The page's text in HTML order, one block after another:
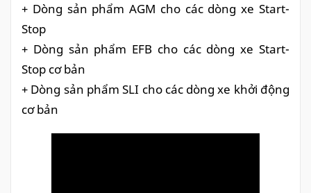
+ Dòng sản phẩm AGM cho các dòng xe Start-
Stop
+ Dòng sản phẩm EFB cho các dòng xe Start-
Stop cơ bản
+ Dòng sản phẩm SLI cho các dòng xe khởi động
cơ bản